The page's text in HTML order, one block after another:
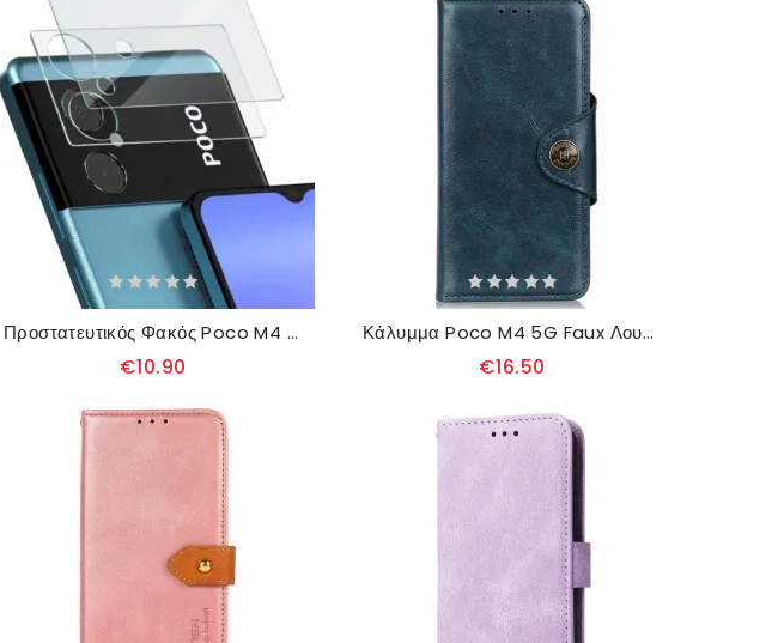
Προστατευτικός Φακός Poco M4 5G Tempered Glass Imak
€10.90
Κάλυμμα Poco M4 5G Faux Λουστρίνι Με Μαγνητικό Κουμπί
€16.50